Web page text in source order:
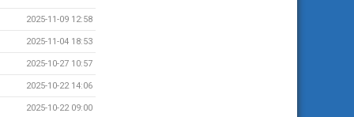
2025-11-09 12:58
2025-11-04 18:53
2025-10-27 10:57
2025-10-22 14:06
2025-10-22 09:00